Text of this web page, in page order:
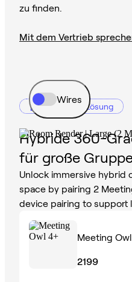
zu finden.
Mit dem Vertrieb
Empfohlene Lösung
Wires
Hybride 360-
für große
Unlock immersive hybrid
space by pairing 2
device pairing to support
Meeting
2199